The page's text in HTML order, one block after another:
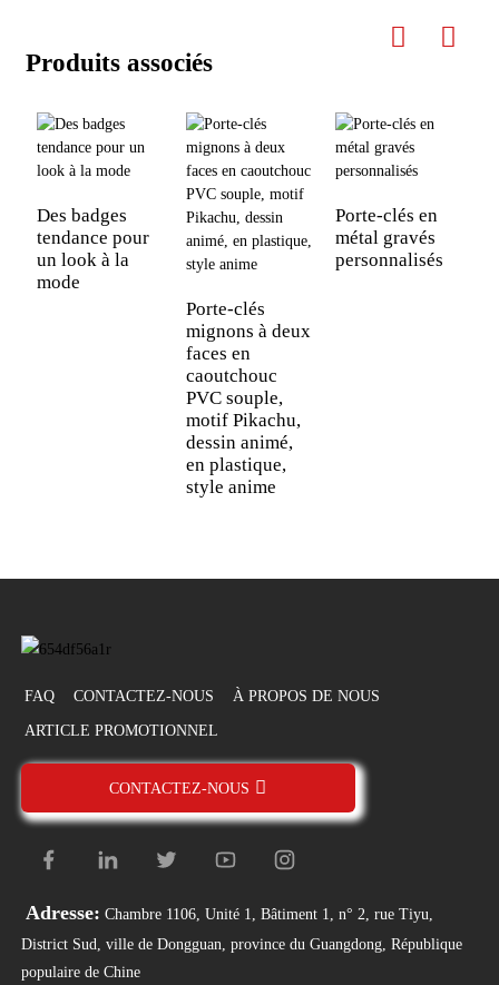
Produits associés
Des badges
tendance pour
un look à la
mode
Porte-clés
mignons à deux
faces en
caoutchouc
PVC souple,
motif Pikachu,
dessin animé,
en plastique,
style anime
Porte-clés en
métal gravés
personnalisés
FAQ CONTACTEZ-NOUS À PROPOS DE NOUS
ARTICLE PROMOTIONNEL
CONTACTEZ-NOUS
Adresse: Chambre 1106, Unité 1, Bâtiment 1, n° 2, rue Tiyu,
District Sud, ville de Dongguan, province du Guangdong, République
populaire de Chine